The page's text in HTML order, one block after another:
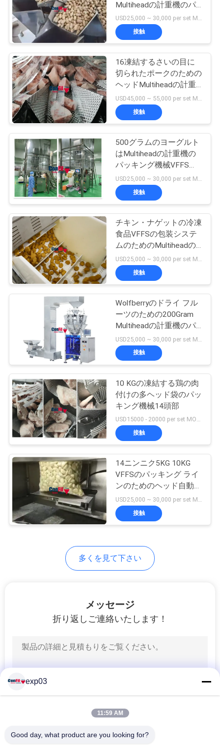
て
工
場
旅
行
理
引
用
を
要
さ
い
地
図
PRIVACY
POLICY
Multiheadの計重機のパ
ッキング機械
USD25,000 ~ 30,000 per set MOQ:1セット
接触
16凍結するさいの目に
切られたポークのための
ヘッドMultiheadの計重
機のパッキング機械
USD45,000 ~ 55,000 per set MOQ:1セット
接触
500グラムのヨーグルト
はMultiheadの計重機の
パッキング機械VFFS包
装ライン システムを落
とす 接触
チキン・ナゲットの冷凍
食品VFFSの包装システ
ムのためのMultiheadの
計重機のパッキング機械
接触
Wolfberryのドライ フル
ーツのための200Gram
Multiheadの計重機のパ
ッキング機械
接触
10 KGの凍結する鶏の肉
付けの多ヘッド袋のパッ
キング機械14頭部
USD15000 - 20000 per set MOQ:1セット
接触
14ニンニク5KG 10KG
VFFSのパッキング ライ
ンのためのヘッド自動重
量を量るパッキング機械USD25,000 ~ 30,000 per set MOQ:1セット
接触
多くを見て下さい
メッセージ
折り返しご連絡いたします！
exp03
11:59 AM
Good day, what product are you looking for?